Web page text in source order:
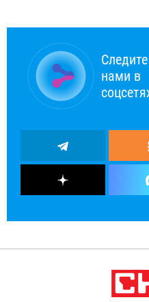
нами в